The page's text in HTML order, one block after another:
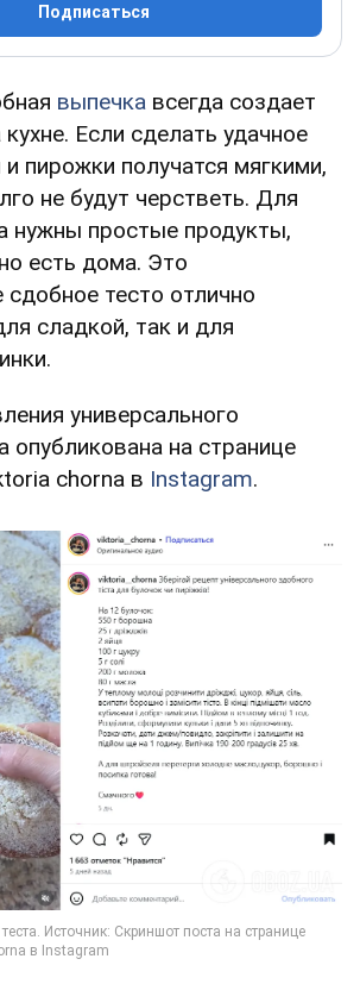
Подписаться
выпечка всегда создает
Если сделать удачное
и пирожки получатся мягкими,
не будут черстветь. Для
нужны простые продукты,
есть дома. Это
сдобное тесто отлично
сладкой, так и для
универсального
опубликована на странице
chorna в Instagram.